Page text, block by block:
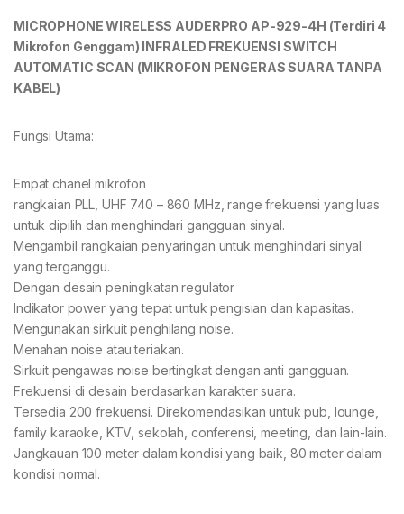
MICROPHONE WIRELESS AUDERPRO AP-929-4H (Terdiri 4
Mikrofon Genggam) INFRALED FREKUENSI SWITCH
AUTOMATIC SCAN (MIKROFON PENGERAS SUARA TANPA
KABEL)
Fungsi Utama:
Empat chanel mikrofon
rangkaian PLL, UHF 740 – 860 MHz, range frekuensi yang luas
untuk dipilih dan menghindari gangguan sinyal.
Mengambil rangkaian penyaringan untuk menghindari sinyal
yang terganggu.
Dengan desain peningkatan regulator
Indikator power yang tepat untuk pengisian dan kapasitas.
Mengunakan sirkuit penghilang noise.
Menahan noise atau teriakan.
Sirkuit pengawas noise bertingkat dengan anti gangguan.
Frekuensi di desain berdasarkan karakter suara.
Tersedia 200 frekuensi. Direkomendasikan untuk pub, lounge,
family karaoke, KTV, sekolah, conferensi, meeting, dan lain-lain.
Jangkauan 100 meter dalam kondisi yang baik, 80 meter dalam
kondisi normal.